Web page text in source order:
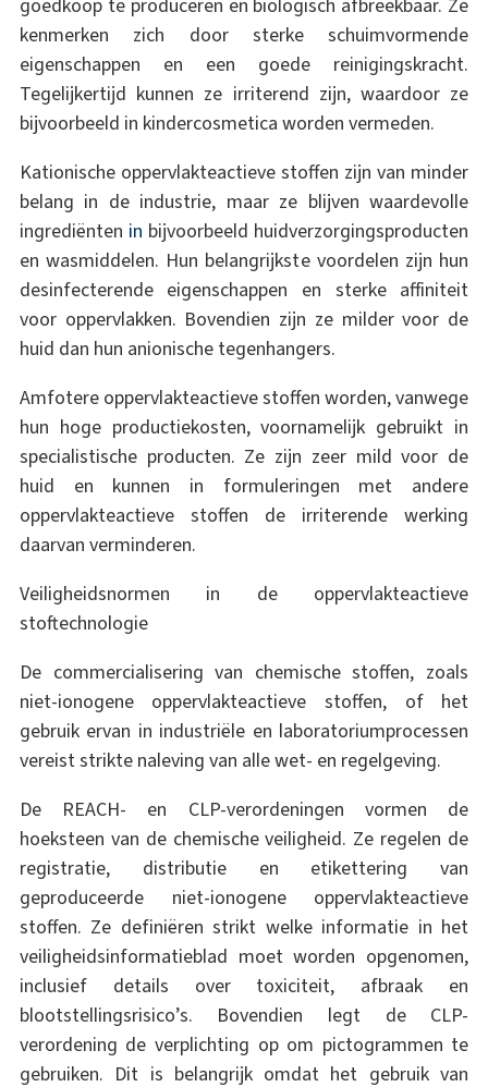
goedkoop te produceren en biologisch afbreekbaar. Ze
kenmerken zich door sterke schuimvormende
eigenschappen en een goede reinigingskracht.
Tegelijkertijd kunnen ze irriterend zijn, waardoor ze
bijvoorbeeld in kindercosmetica worden vermeden.
Kationische oppervlakteactieve stoffen zijn van minder
belang in de industrie, maar ze blijven waardevolle
ingrediënten in bijvoorbeeld huidverzorgingsproducten
en wasmiddelen. Hun belangrijkste voordelen zijn hun
desinfecterende eigenschappen en sterke affiniteit
voor oppervlakken. Bovendien zijn ze milder voor de
huid dan hun anionische tegenhangers.
Amfotere oppervlakteactieve stoffen worden, vanwege
hun hoge productiekosten, voornamelijk gebruikt in
specialistische producten. Ze zijn zeer mild voor de
huid en kunnen in formuleringen met andere
oppervlakteactieve stoffen de irriterende werking
daarvan verminderen.
Veiligheidsnormen in de oppervlakteactieve
stoftechnologie
De commercialisering van chemische stoffen, zoals
niet-ionogene oppervlakteactieve stoffen, of het
gebruik ervan in industriële en laboratoriumprocessen
vereist strikte naleving van alle wet- en regelgeving.
De REACH- en CLP-verordeningen vormen de
hoeksteen van de chemische veiligheid. Ze regelen de
registratie, distributie en etikettering van
geproduceerde niet-ionogene oppervlakteactieve
stoffen. Ze definiëren strikt welke informatie in het
veiligheidsinformatieblad moet worden opgenomen,
inclusief details over toxiciteit, afbraak en
blootstellingsrisico’s. Bovendien legt de CLP-
verordening de verplichting op om pictogrammen te
gebruiken. Dit is belangrijk omdat het gebruik van